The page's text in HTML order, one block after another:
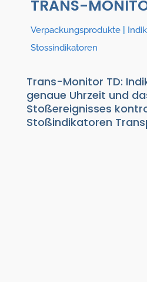
TRANS-
Verpackungsprodukte|
Stossindikatoren
Trans-Monitor TD:
genaue Uhrzeit und
Stoßereignisses
Stoßindikatoren